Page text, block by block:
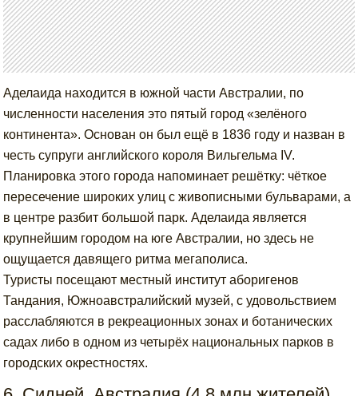
Аделаида находится в южной части Австралии, по
численности населения это пятый город «зелёного
континента». Основан он был ещё в 1836 году и назван в
честь супруги английского короля Вильгельма IV.
Планировка этого города напоминает решётку: чёткое
пересечение широких улиц с живописными бульварами, а
в центре разбит большой парк. Аделаида является
крупнейшим городом на юге Австралии, но здесь не
ощущается давящего ритма мегаполиса.
Туристы посещают местный институт аборигенов
Тандания, Южноавстралийский музей, с удовольствием
расслабляются в рекреационных зонах и ботанических
садах либо в одном из четырёх национальных парков в
городских окрестностях.